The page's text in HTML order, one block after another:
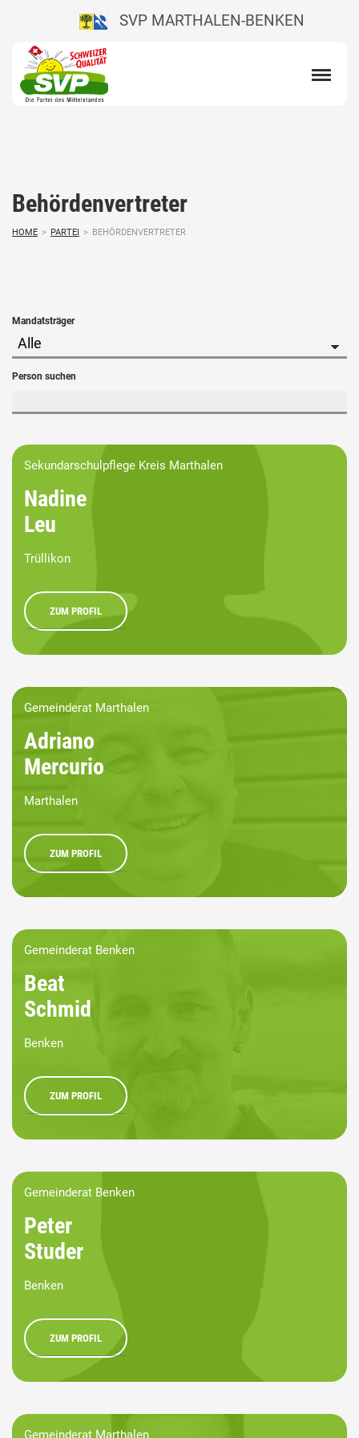
SVP MARTHALEN-BENKEN
Behördenvertreter
HOME > PARTEI > BEHÖRDENVERTRETER
Mandatsträger
Person suchen
Sekundarschulpflege Kreis Marthalen
Nadine
Leu
Trüllikon
ZUM PROFIL
Gemeinderat Marthalen
Adriano
Mercurio
Marthalen
ZUM PROFIL
Gemeinderat Benken
Beat
Schmid
Benken
ZUM PROFIL
Gemeinderat Benken
Peter
Studer
Benken
ZUM PROFIL
Gemeinderat Marthalen